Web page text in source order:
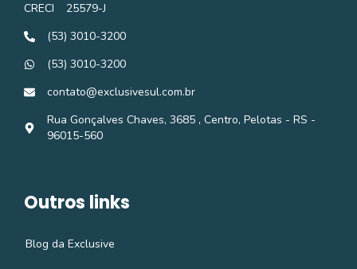
CRECI
25579-J
(53) 3010-3200
(53) 3010-3200
contato@exclusivesul.com.br
Rua Gonçalves Chaves, 3685 , Centro, Pelotas - RS -
96015-560
Outros links
Blog da Exclusive